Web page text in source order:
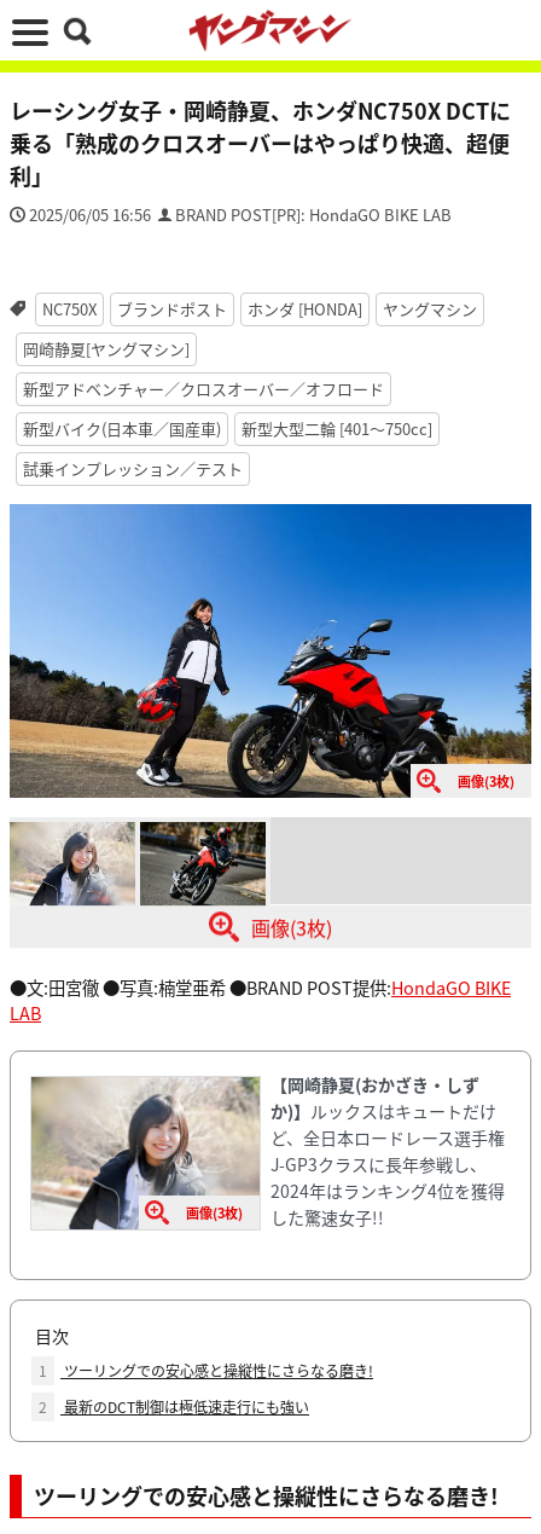
レーシング女子・岡崎静夏、ホンダNC750X DCTに
乗る「熟成のクロスオーバーはやっぱり快適、超便
利」
2025/06/05 16:56 BRAND POST[PR]: HondaGO BIKE LAB
NC750X ブランドポスト ホンダ [HONDA]
ヤングマシン
岡崎静夏[ヤングマシン]
新型アドベンチャー／クロスオーバー／オフロード
新型バイク(日本車／国産車)
新型大型二輪 [401〜750cc]
試乗インプレッション／テスト
画像(3枚)
画像(3枚)
●文:田宮徹 ●写真:楠堂亜希 ●BRAND POST提供:HondaGO BIKE
LAB
画像(3枚)
【岡崎静夏(おかざき・しず
か)】 ルックスはキュートだけ
ど、全日本ロードレース選手権
J-GP3クラスに長年参戦し、
2024年はランキング4位を獲得
した驚速女子!!
目次
1
ツーリングでの安心感と操縦性にさらなる磨き!
2
最新のDCT制御は極低速走行にも強い
ツーリングでの安心感と操縦性にさらなる磨き!